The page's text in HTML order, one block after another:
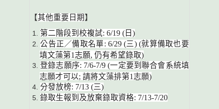
【其他重要日期】
第二階段到校複試: 6/19 (日)
公告正／備取名單: 6/29 (三) (就算備取也要
填文藻第1志願, 仍有希望錄取)
登錄志願序: 7/6-7/9 (一定要到聯合會系統填
志願才可以; 請將文藻排第1志願)
分發放榜: 7/13 (三)
錄取生報到及放棄錄取資格: 7/13-7/20